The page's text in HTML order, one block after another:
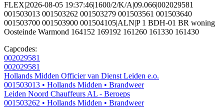
FLEX|2026-08-05 19:37:46|1600/2/K/A|09.066|002029581
001503013 001503262 001503279 001503561 001503640
001503700 001503900 001504105|ALN|P 1 BDH-01 BR woning
Oosteinde Warmond 164152 169192 161260 161330 161430
Capcodes:
002029581
002029581
Hollands Midden Officier van Dienst Leiden e.o.
001503013 • Hollands Midden • Brandweer
Leiden Noord Chauffeurs AL - Beroeps
001503262 • Hollands Midden • Brandweer